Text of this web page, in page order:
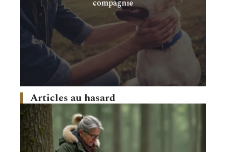
compagnie
Articles au hasard